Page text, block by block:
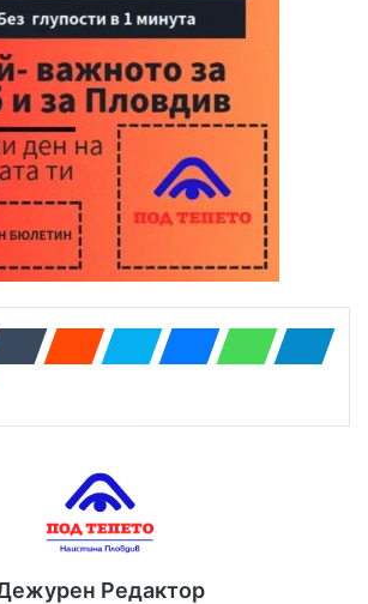
Редактор